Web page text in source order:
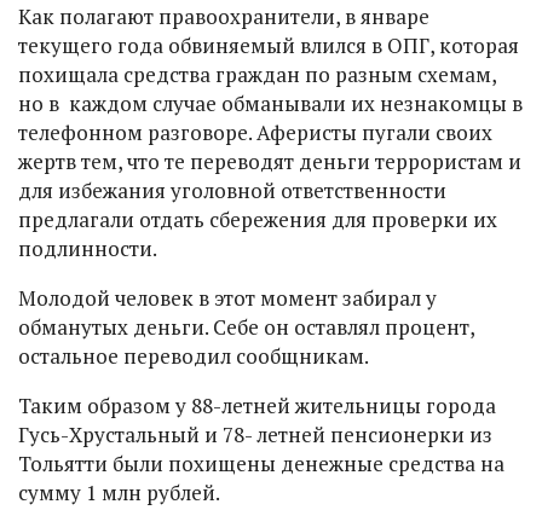
Как полагают правоохранители, в январе
текущего года обвиняемый влился в ОПГ, которая
похищала средства граждан по разным схемам,
но в каждом случае обманывали их незнакомцы в
телефонном разговоре. Аферисты пугали своих
жертв тем, что те переводят деньги террористам и
для избежания уголовной ответственности
предлагали отдать сбережения для проверки их
подлинности.
Молодой человек в этот момент забирал у
обманутых деньги. Себе он оставлял процент,
остальное переводил сообщникам.
Таким образом у 88-летней жительницы города
Гусь-Хрустальный и 78- летней пенсионерки из
Тольятти были похищены денежные средства на
сумму 1 млн рублей.